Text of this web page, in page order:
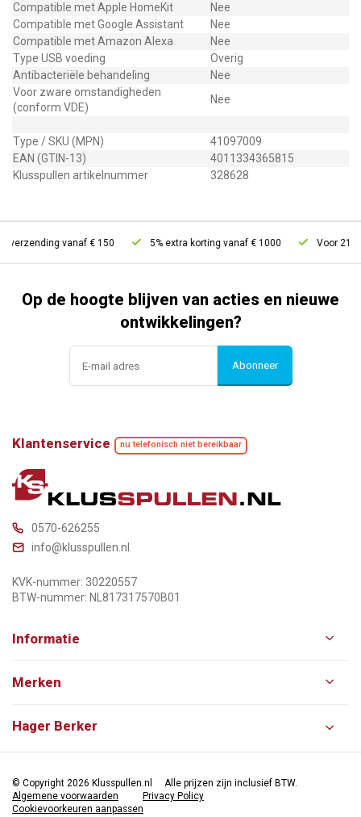
Compatible met Apple HomeKit
Nee
Compatible met Google Assistant
Nee
Compatible met Amazon Alexa
Nee
Type USB voeding
Overig
Antibacteriële behandeling
Nee
Voor zware omstandigheden
(conform VDE)
Nee
Type / SKU (MPN)
41097009
EAN (GTIN-13)
4011334365815
Klusspullen artikelnummer
328628
vanaf € 150 5% extra korting vanaf € 1000 Voor 21u
Op de hoogte blijven van acties en nieuwe
ontwikkelingen?
Abonneer
Klantenservice nu telefonisch niet bereikbaar
0570-626255
info@klusspullen.nl
KVK-nummer: 30220557
BTW-nummer: NL817317570B01
Informatie
Merken
Hager Berker
© Copyright 2026 Klusspullen.nl
Alle prijzen zijn inclusief BTW.
Algemene voorwaarden
Privacy Policy
Cookievoorkeuren aanpassen